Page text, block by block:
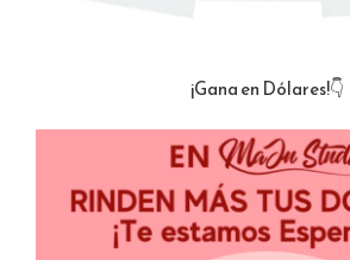
¡Gana en Dólares!👇